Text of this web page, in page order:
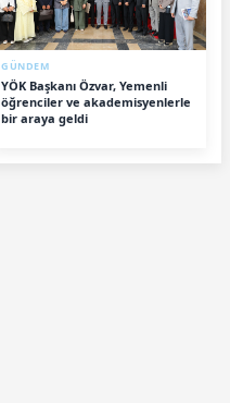
GÜNDEM
YÖK Başkanı Özvar, Yemenli
öğrenciler ve akademisyenlerle
bir araya geldi